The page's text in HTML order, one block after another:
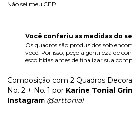
Não sei meu CEP
Você conferiu as medidas do
Os quadros são produzidos sob
você. Por isso, peço a gentileza de
escolhidas antes de finalizar sua
Composição com 2 Quadros
No. 2 + No. 1 por Karine Tonial
Instagram @arttonial